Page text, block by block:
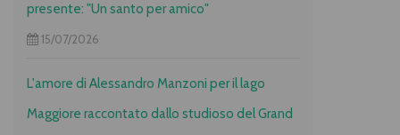
presente: "Un santo per amico"
15/07/2026
L'amore di Alessandro Manzoni per il lago
Maggiore raccontato dallo studioso del Grand